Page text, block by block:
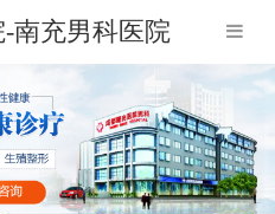
南充男科医院